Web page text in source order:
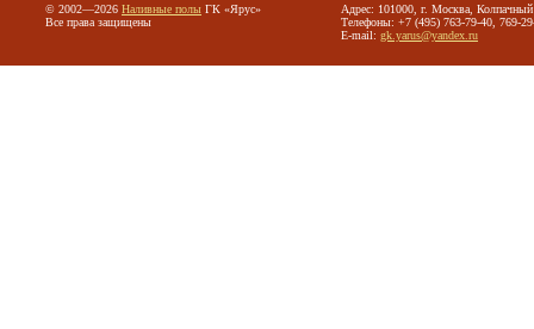
© 2002—2026 Наливные полы ГК «Ярус»
Все права защищены
Адрес: 101000, г. Москва,
Телефоны: +7 (495) 763-79-40, 769-
E-mail: gk.yarus@yandex.ru